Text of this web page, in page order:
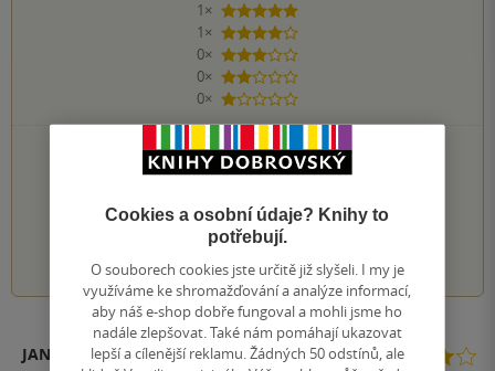
1×
5 hvězdiček
1×
4 hvězdičky
0×
3 hvězdičky
0×
2 hvězdičky
0×
1 hvezdička
PŘIDEJTE SVÉ HODNOCENÍ KNIHY
3 4 5
JANA
Cookies a osobní údaje? Knihy to
potřebují.
O souborech cookies jste určitě již slyšeli. I my je
využíváme ke shromažďování a analýze informací,
aby náš e-shop dobře fungoval a mohli jsme ho
nadále zlepšovat. Také nám pomáhají ukazovat
lepší a cílenější reklamu. Žádných 50 odstínů, ale